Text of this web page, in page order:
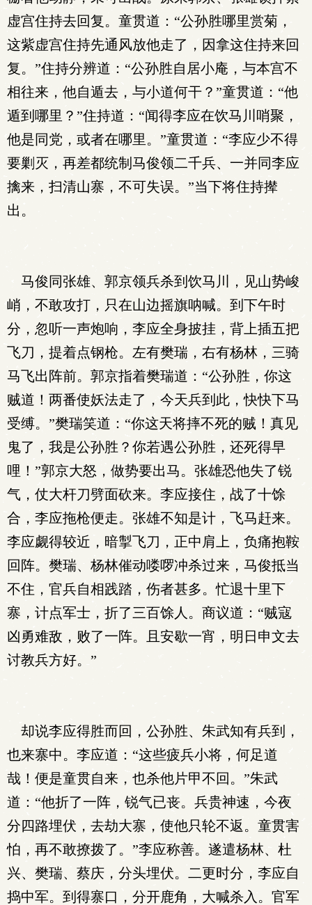
虚宫住持去回复。童贯道：“公孙胜哪里赏菊，
这紫虚宫住持先通风放他走了，因拿这住持来回
复。”住持分辨道：“公孙胜自居小庵，与本宫不
相往来，他自遁去，与小道何干？”童贯道：“他
遁到哪里？”住持道：“闻得李应在饮马川哨聚，
他是同党，或者在哪里。”童贯道：“李应少不得
要剿灭，再差都统制马俊领二千兵、一并同李应
擒来，扫清山寨，不可失误。”当下将住持撵
出。
马俊同张雄、郭京领兵杀到饮马川，见山势峻
峭，不敢攻打，只在山边摇旗呐喊。到下午时
分，忽听一声炮响，李应全身披挂，背上插五把
飞刀，提着点钢枪。左有樊瑞，右有杨林，三骑
马飞出阵前。郭京指着樊瑞道：“公孙胜，你这
贼道！两番使妖法走了，今天兵到此，快快下马
受缚。”樊瑞笑道：“你这天将摔不死的贼！真见
鬼了，我是公孙胜？你若遇公孙胜，还死得早
哩！”郭京大怒，做势要出马。张雄恐他失了锐
气，仗大杆刀劈面砍来。李应接住，战了十馀
合，李应拖枪便走。张雄不知是计，飞马赶来。
李应觑得较近，暗掣飞刀，正中肩上，负痛抱鞍
回阵。樊瑞、杨林催动喽啰冲杀过来，马俊抵当
不住，官兵自相践踏，伤者甚多。忙退十里下
寨，计点军士，折了三百馀人。商议道：“贼寇
凶勇难敌，败了一阵。且安歇一宵，明日申文去
讨教兵方好。”
却说李应得胜而回，公孙胜、朱武知有兵到，
也来寨中。李应道：“这些疲兵小将，何足道
哉！便是童贯自来，也杀他片甲不回。”朱武
道：“他折了一阵，锐气已丧。兵贵神速，今夜
分四路埋伏，去劫大寨，使他只轮不返。童贯害
怕，再不敢撩拨了。”李应称善。遂遣杨林、杜
兴、樊瑞、蔡庆，分头埋伏。二更时分，李应自
捣中军。到得寨口，分开鹿角，大喊杀入。官军